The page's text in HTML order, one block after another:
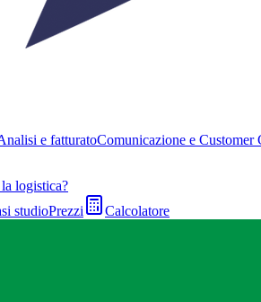
e fatturatoComunicazione e Customer
logistica?
studioPrezzi Calcolatore